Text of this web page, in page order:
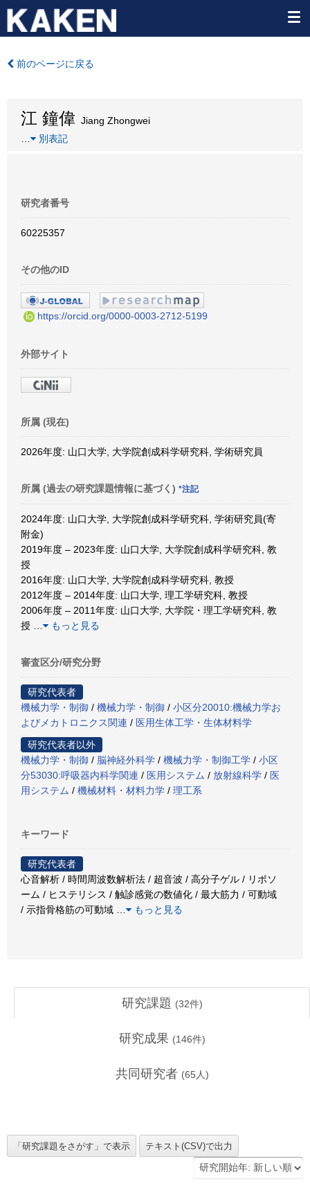
前のページに戻る
江 鐘偉 Jiang Zhongwei
別表記
研究者番号
60225357
その他のID
https://orcid.org/0000-0003-2712-5199
外部サイト
所属 (現在)
2026年度: 山口大学, 大学院創成科学研究科, 学術研究員
所属 (過去の研究課題情報に基づく) *注記
2024年度: 山口大学, 大学院創成科学研究科, 学術研究員(寄
附金)
2019年度 – 2023年度: 山口大学, 大学院創成科学研究科, 教
授
2016年度: 山口大学, 大学院創成科学研究科, 教授
2012年度 – 2014年度: 山口大学, 理工学研究科, 教授
2006年度 – 2011年度: 山口大学, 大学院・理工学研究科, 教
授
もっと見る
審査区分/研究分野
研究代表者
機械力学・制御 / 機械力学・制御 / 小区分20010:機械力学お
よびメカトロニクス関連 / 医用生体工学・生体材料学
研究代表者以外
機械力学・制御 / 脳神経外科学 / 機械力学・制御工学 / 小区
分53030:呼吸器内科学関連 / 医用システム / 放射線科学 / 医
用システム / 機械材料・材料力学 / 理工系
キーワード
研究代表者
心音解析 / 時間周波数解析法 / 超音波 / 高分子ゲル / リポソ
ーム / ヒステリシス / 触診感覚の数値化 / 最大筋力 / 可動域
/ 示指骨格筋の可動域
もっと見る
研究課題 (32件)
研究成果 (146件)
共同研究者 (65 人)